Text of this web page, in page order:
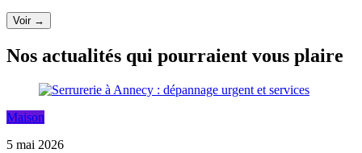
Voir →
Nos actualités qui pourraient vous plaire
Maison
5 mai 2026